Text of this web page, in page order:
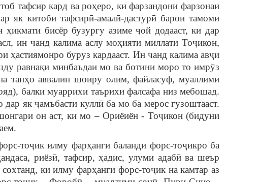
тафсир кард ва роҳеро, ки фарзандони фарзонаи
як китоби тафсирӣ-амалӣ-дастурӣ барои тамоми
бисёр бузургу азиме ҷой додааст, ки дар
ин чанд калима аслу моҳияти миллати Тоҷикон,
буруз кардааст. Ин чанд калима авҷи
равнақи минбаъдаи мо ва ботини моро то имрӯз
танҳо аввалин шоиру олим, файласуф, муаллими
балки муаррихи таърихи фалсафа низ мебошад.
як ҷамъбасти куллӣ ба мо ба мерос гузоштааст.
он аст, ки мо – Ориёиён - Тоҷикон (бидуни
тоҷик илму фарҳанги баланди форс-тоҷикро ба
риёзӣ, тафсир, ҳадис, улуми адабӣ ва шеър
ки илму фарҳанги форс-тоҷик на камтар аз